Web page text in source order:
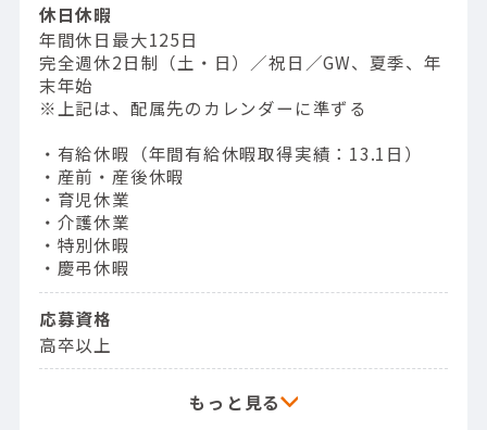
休日休暇
年間休日最大125日
完全週休2日制（土・日）／祝日／GW、夏季、年
末年始
※上記は、配属先のカレンダーに準ずる
・有給休暇（年間有給休暇取得実績：13.1日）
・産前・産後休暇
・育児休業
・介護休業
・特別休暇
・慶弔休暇
応募資格
高卒以上